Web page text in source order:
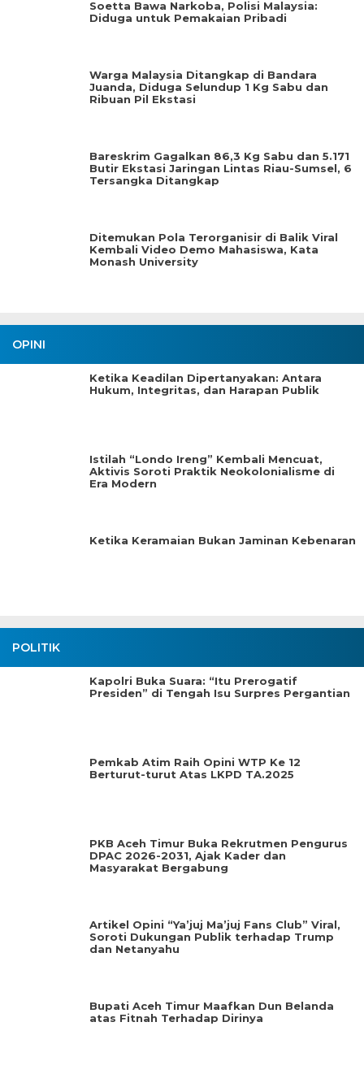
Soetta Bawa Narkoba, Polisi Malaysia:
Diduga untuk Pemakaian Pribadi
Warga Malaysia Ditangkap di Bandara
Juanda, Diduga Selundup 1 Kg Sabu dan
Ribuan Pil Ekstasi
Bareskrim Gagalkan 86,3 Kg Sabu dan 5.171
Butir Ekstasi Jaringan Lintas Riau-Sumsel, 6
Tersangka Ditangkap
Ditemukan Pola Terorganisir di Balik Viral
Kembali Video Demo Mahasiswa, Kata
Monash University
OPINI
Ketika Keadilan Dipertanyakan: Antara
Hukum, Integritas, dan Harapan Publik
Istilah “Londo Ireng” Kembali Mencuat,
Aktivis Soroti Praktik Neokolonialisme di
Era Modern
Ketika Keramaian Bukan Jaminan Kebenaran
POLITIK
Kapolri Buka Suara: “Itu Prerogatif
Presiden” di Tengah Isu Surpres Pergantian
Pemkab Atim Raih Opini WTP Ke 12
Berturut-turut Atas LKPD TA.2025
PKB Aceh Timur Buka Rekrutmen Pengurus
DPAC 2026-2031, Ajak Kader dan
Masyarakat Bergabung
Artikel Opini “Ya’juj Ma’juj Fans Club” Viral,
Soroti Dukungan Publik terhadap Trump
dan Netanyahu
Bupati Aceh Timur Maafkan Dun Belanda
atas Fitnah Terhadap Dirinya